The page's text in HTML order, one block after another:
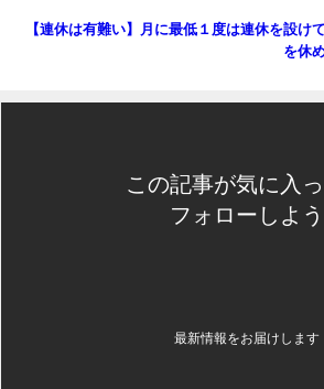
【連休は有難い】月に最低１度は連休を設け
を休
この記事が気に入
フォローしよう
最新情報をお届けします